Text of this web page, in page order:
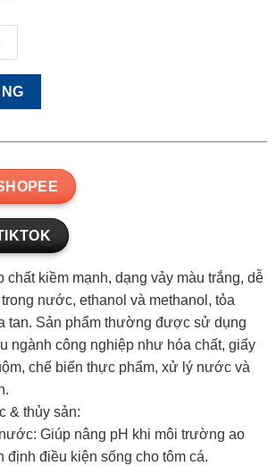
kiềm mạnh, dạng vảy màu trắng, dễ
nước, ethanol và methanol, tỏa
tan. Sản phẩm thường được sử dụng
ngành công nghiệp như hóa chất, giấy
chế biến thực phẩm, xử lý nước và
& thủy sản:
Giúp nâng pH khi môi trường ao
định điều kiện sống cho tôm cá.